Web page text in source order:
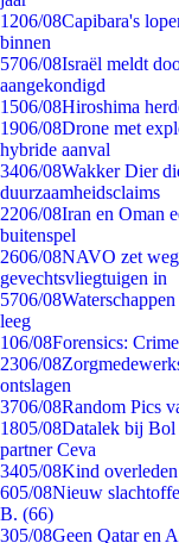
1206/08Capibara's
binnen
5706/08Israël meldt
aangekondigd
1506/08Hiroshima
1906/08Drone met
hybride aanval
3406/08Wakker Dier
duurzaamheidsclaims
2206/08Iran en Oman
buitenspel
2606/08NAVO zet
gevechtsvliegtuigen in
5706/08
leeg
106/08Forensics:
2306/08
ontslagen
3706/08Random Pics
1805/08Datalek bij Bol
partner Ceva
3405/08Kind
605/08Nieuw
B. (66)
305/08Geen Qatar en